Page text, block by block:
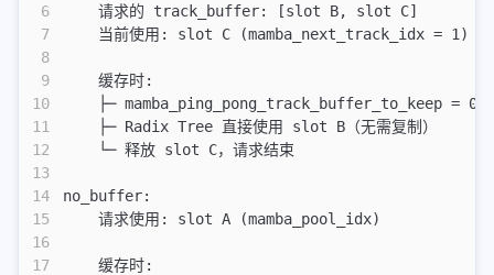
6
7
8
9
10
11
12
13
14
15
16
17
    请求的 track_buffer: [slot B, slot C]
    当前使用: slot C (mamba_next_track_idx = 1)
    缓存时:
├─ mamba_ping_pong_track_buffer_to_keep = 0
    ├─ Radix Tree 直接使用 slot B（无需复制）
    └─ 释放 slot C，请求结束
no_buffer:
    请求使用: slot A (mamba_pool_idx)
    缓存时: